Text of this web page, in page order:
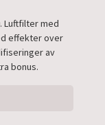
Luftfilter med
effekter over
av
bonus.